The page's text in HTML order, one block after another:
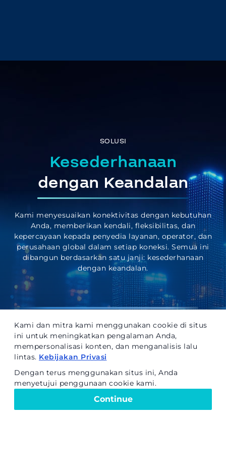
SOLUSI
Kesederhanaan
dengan Keandalan
Kami menyesuaikan konektivitas dengan kebutuhan
Anda, memberikan kendali, fleksibilitas, dan
kepercayaan kepada penyedia layanan, operator, dan
perusahaan global dalam setiap koneksi. Semua ini
dibangun berdasarkan satu janji: kesederhanaan
dengan keandalan.
Dark Fiber
Dimana Konektivitas, Memenuhi
Kepercayaan dan Keyakinan Jangka
Kami dan mitra kami menggunakan cookie di situs
ini untuk meningkatkan pengalaman Anda,
mempersonalisasi konten, dan menganalisis lalu
lintas. Kebijakan Privasi
Dengan terus menggunakan situs ini, Anda
menyetujui penggunaan cookie kami.
Continue